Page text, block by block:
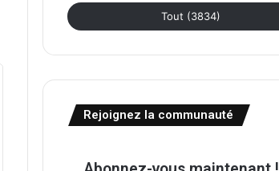
Tout (3834)
Rejoignez la communauté